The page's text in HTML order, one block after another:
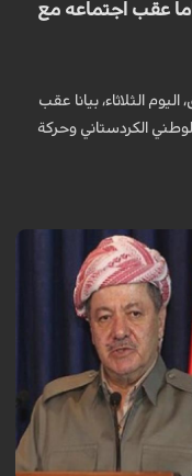
عقب اجتماعه مع
الثلاثاء، بيانا عقب
الكردستاني وحركة